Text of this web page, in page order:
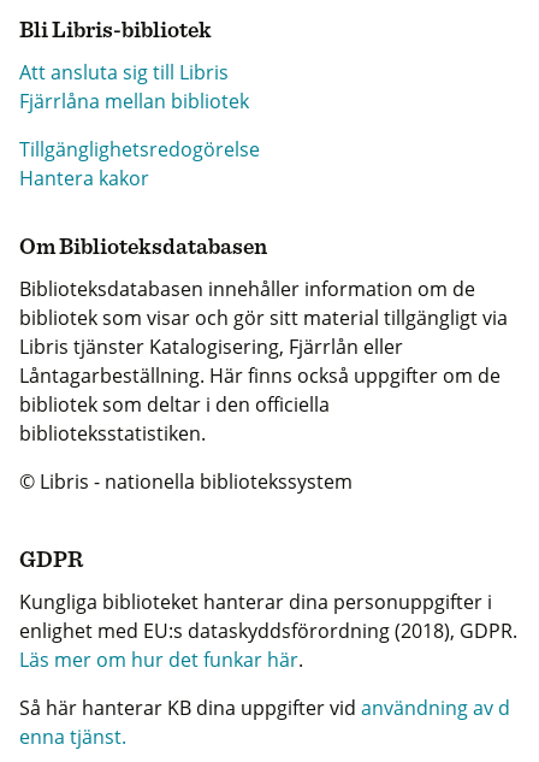
Bli Libris-bibliotek
Att ansluta sig till Libris
Fjärrlåna mellan bibliotek
Tillgänglighetsredogörelse
Hantera kakor
Om Biblioteksdatabasen
Biblioteksdatabasen innehåller information om de
bibliotek som visar och gör sitt material tillgängligt via
Libris tjänster Katalogisering, Fjärrlån eller
Låntagarbeställning. Här finns också uppgifter om de
bibliotek som deltar i den officiella
biblioteksstatistiken.
© Libris - nationella bibliotekssystem
GDPR
Kungliga biblioteket hanterar dina personuppgifter i
enlighet med EU:s dataskyddsförordning (2018), GDPR.
Läs mer om hur det funkar här.
Så här hanterar KB dina uppgifter vid användning av d
enna tjänst.